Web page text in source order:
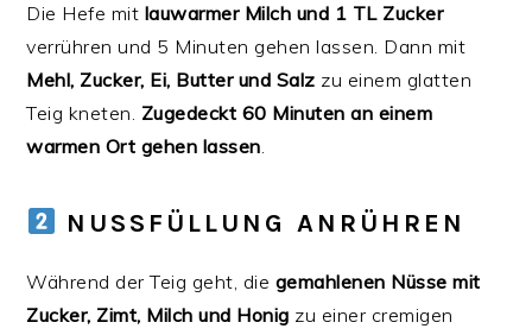
Die Hefe mit lauwarmer Milch und 1 TL Zucker
verrühren und 5 Minuten gehen lassen. Dann mit
Mehl, Zucker, Ei, Butter und Salz zu einem glatten
Teig kneten. Zugedeckt 60 Minuten an einem
warmen Ort gehen lassen.
NUSSFÜLLUNG ANRÜHREN
Während der Teig geht, die gemahlenen Nüsse mit
Zucker, Zimt, Milch und Honig zu einer cremigen